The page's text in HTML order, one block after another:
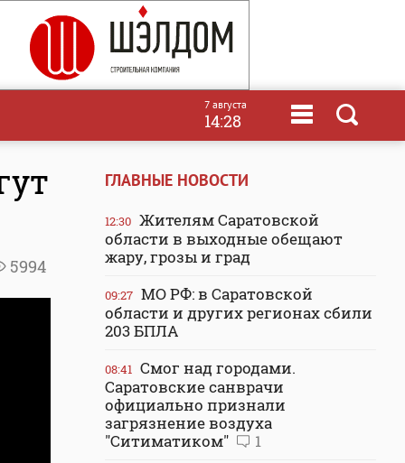
7 августа
14:28
5994
ГЛАВНЫЕ НОВОСТИ
12:30 Жителям Саратовской
области в выходные обещают
жару, грозы и град
09:27 МО РФ: в Саратовской
области и других регионах сбили
203 БПЛА
08:41 Смог над городами.
Саратовские санврачи
официально признали
загрязнение воздуха
"Ситиматиком"
1